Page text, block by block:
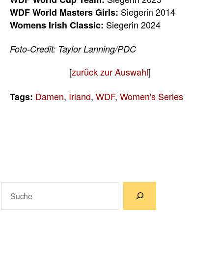
WDF World Masters Girls: Siegerin 2014
Womens Irish Classic: Siegerin 2024
Foto-Credit: Taylor Lanning/PDC
[zurück zur Auswahl]
Tags: Damen, Irland, WDF, Women's Series